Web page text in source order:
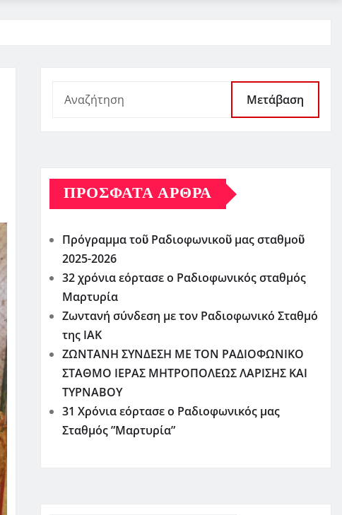
Μετάβαση
ΠΡΌΣΦΑΤΑ ΆΡΘΡΑ
Πρόγραμμα τοῦ Ραδιοφωνικοῦ μας σταθμοῦ
2025-2026
32 χρόνια εόρτασε ο Ραδιοφωνικός σταθμός
Μαρτυρία
Ζωντανή σύνδεση με τον Ραδιοφωνικό Σταθμό
της ΙΑΚ
ΖΩΝΤΑΝΗ ΣΥΝΔΕΣΗ ΜΕ ΤΟΝ ΡΑΔΙΟΦΩΝΙΚΟ
ΣΤΑΘΜΟ ΙΕΡΑΣ ΜΗΤΡΟΠΟΛΕΩΣ ΛΑΡΙΣΗΣ ΚΑΙ
ΤΥΡΝΑΒΟΥ
31 Χρόνια εόρτασε ο Ραδιοφωνικός μας
Σταθμός ”Μαρτυρία”